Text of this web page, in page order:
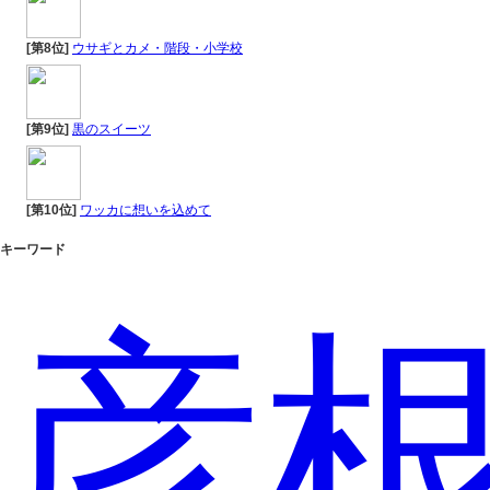
[第8位] ウサギとカメ・階段・小学校
[第9位] 黒のスイーツ
[第10位] ワッカに想いを込めて
キーワード